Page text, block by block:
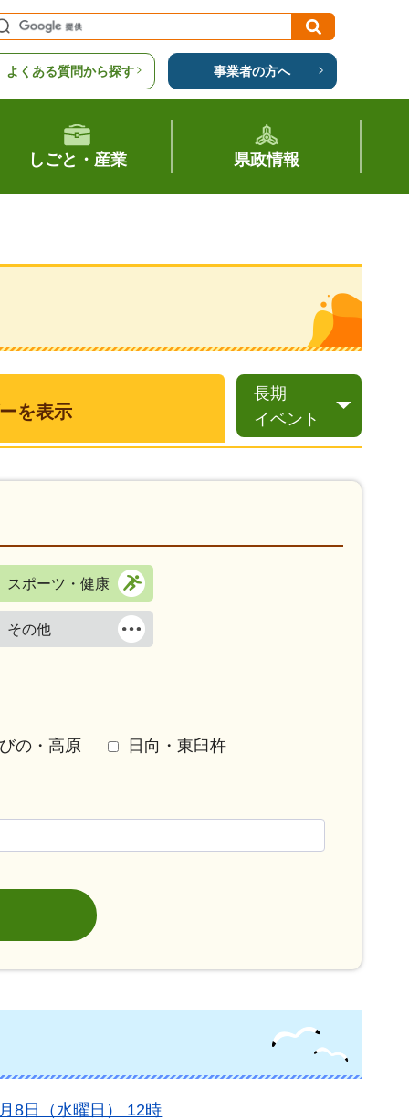
よくある質問から探す 事業者の方へ
しごと・産業 県政情報
を表示
長期
イベント
スポーツ・健康
その他
の・高原 日向・東臼杵
8日（水曜日） 12時